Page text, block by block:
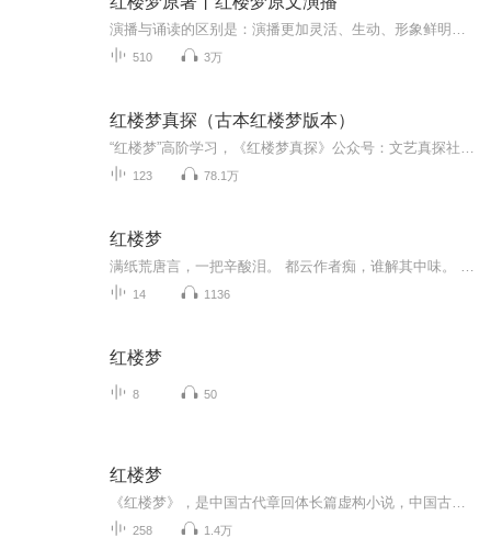
510 3万
红楼梦真探（古本红楼梦版本）
123 78.1万
红楼梦
14 1136
红楼梦
8 50
红楼梦
258 1.4万